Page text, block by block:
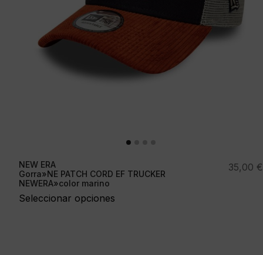
NEW ERA
Gorra»NE PATCH CORD EF TRUCKER
NEWERA»color marino
Seleccionar opciones
35,00 €